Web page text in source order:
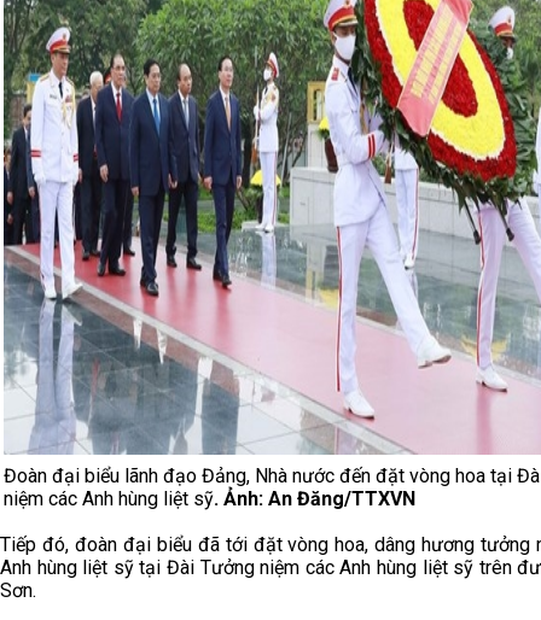
Đoàn đại biểu lãnh đạo Đảng, Nhà nước đến đặt vòng hoa tại
niệm các Anh hùng liệt sỹ. Ảnh: An Đăng/TTXVN
Tiếp đó, đoàn đại biểu đã tới đặt vòng hoa, dâng hương tưởng
Anh hùng liệt sỹ tại Đài Tưởng niệm các Anh hùng liệt sỹ trên
Sơn.